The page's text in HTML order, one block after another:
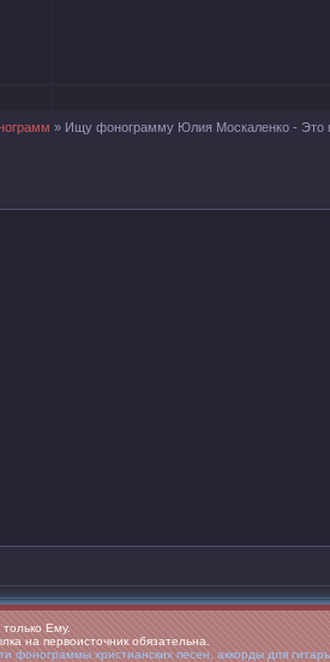
» Ищу фонограмму Юлия Москаленко - Это
Ему.
на первоисточник обязательна.
христианских песен, аккорды для